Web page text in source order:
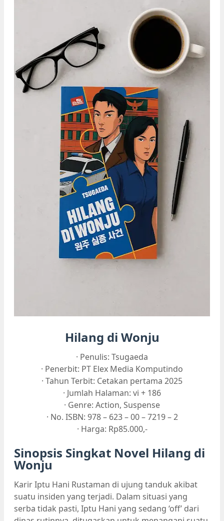
Hilang di Wonju
· Penulis: Tsugaeda
· Penerbit: PT Elex Media Komputindo
· Tahun Terbit: Cetakan pertama 2025
· Jumlah Halaman: vi + 186
· Genre: Action, Suspense
· No. ISBN: 978 – 623 – 00 – 7219 – 2
· Harga: Rp85.000,-
Sinopsis Singkat Novel Hilang di
Wonju
Karir Iptu Hani Rustaman di ujung tanduk akibat
suatu insiden yang terjadi. Dalam situasi yang
serba tidak pasti, Iptu Hani yang sedang ‘off’ dari